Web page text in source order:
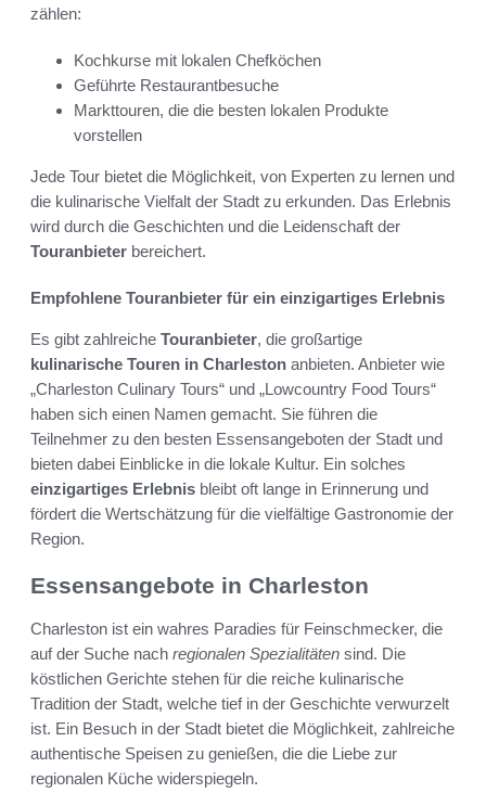
zählen:
Kochkurse mit lokalen Chefköchen
Geführte Restaurantbesuche
Markttouren, die die besten lokalen Produkte
vorstellen
Jede Tour bietet die Möglichkeit, von Experten zu lernen und
die kulinarische Vielfalt der Stadt zu erkunden. Das Erlebnis
wird durch die Geschichten und die Leidenschaft der
Touranbieter bereichert.
Empfohlene Touranbieter für ein einzigartiges Erlebnis
Es gibt zahlreiche Touranbieter, die großartige
kulinarische Touren in Charleston anbieten. Anbieter wie
„Charleston Culinary Tours“ und „Lowcountry Food Tours“
haben sich einen Namen gemacht. Sie führen die
Teilnehmer zu den besten Essensangeboten der Stadt und
bieten dabei Einblicke in die lokale Kultur. Ein solches
einzigartiges Erlebnis bleibt oft lange in Erinnerung und
fördert die Wertschätzung für die vielfältige Gastronomie der
Region.
Essensangebote in Charleston
Charleston ist ein wahres Paradies für Feinschmecker, die
auf der Suche nach regionalen Spezialitäten sind. Die
köstlichen Gerichte stehen für die reiche kulinarische
Tradition der Stadt, welche tief in der Geschichte verwurzelt
ist. Ein Besuch in der Stadt bietet die Möglichkeit, zahlreiche
authentische Speisen zu genießen, die die Liebe zur
regionalen Küche widerspiegeln.